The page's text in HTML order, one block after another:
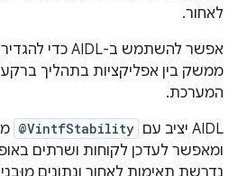
לאחור.
ממשק בין אפליקציות בתהליך
המערכת.
‫AIDL יציב עם
@VintfStability
ומאפשר לעדכן לקוחות ושרתים
נדרשת תאימות לאחור ונתונים